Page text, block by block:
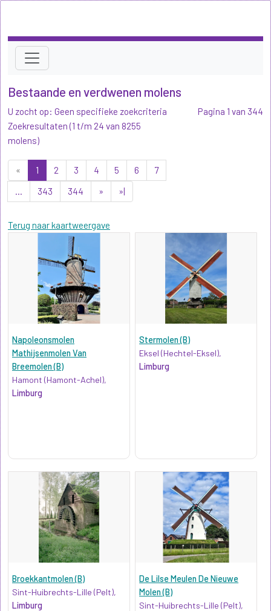
Bestaande en verdwenen molens
U zocht op: Geen specifieke zoekcriteria
Zoekresultaten (1 t/m 24 van 8255
molens)
« 1 2 3 4 5 6
7
...
343 344 » »|
Terug naar kaartweergave
Pagina 1 van 344
Napoleonsmolen
Mathijsenmolen Van
Breemolen (B)
Hamont (Hamont-Achel),
Limburg
Stermolen (B)
Eksel (Hechtel-Eksel),
Limburg
Broekkantmolen (B)
Sint-Huibrechts-Lille (Pelt),
Limburg
De Lilse Meulen De Nieuwe
Molen (B)
Sint-Huibrechts-Lille (Pelt),